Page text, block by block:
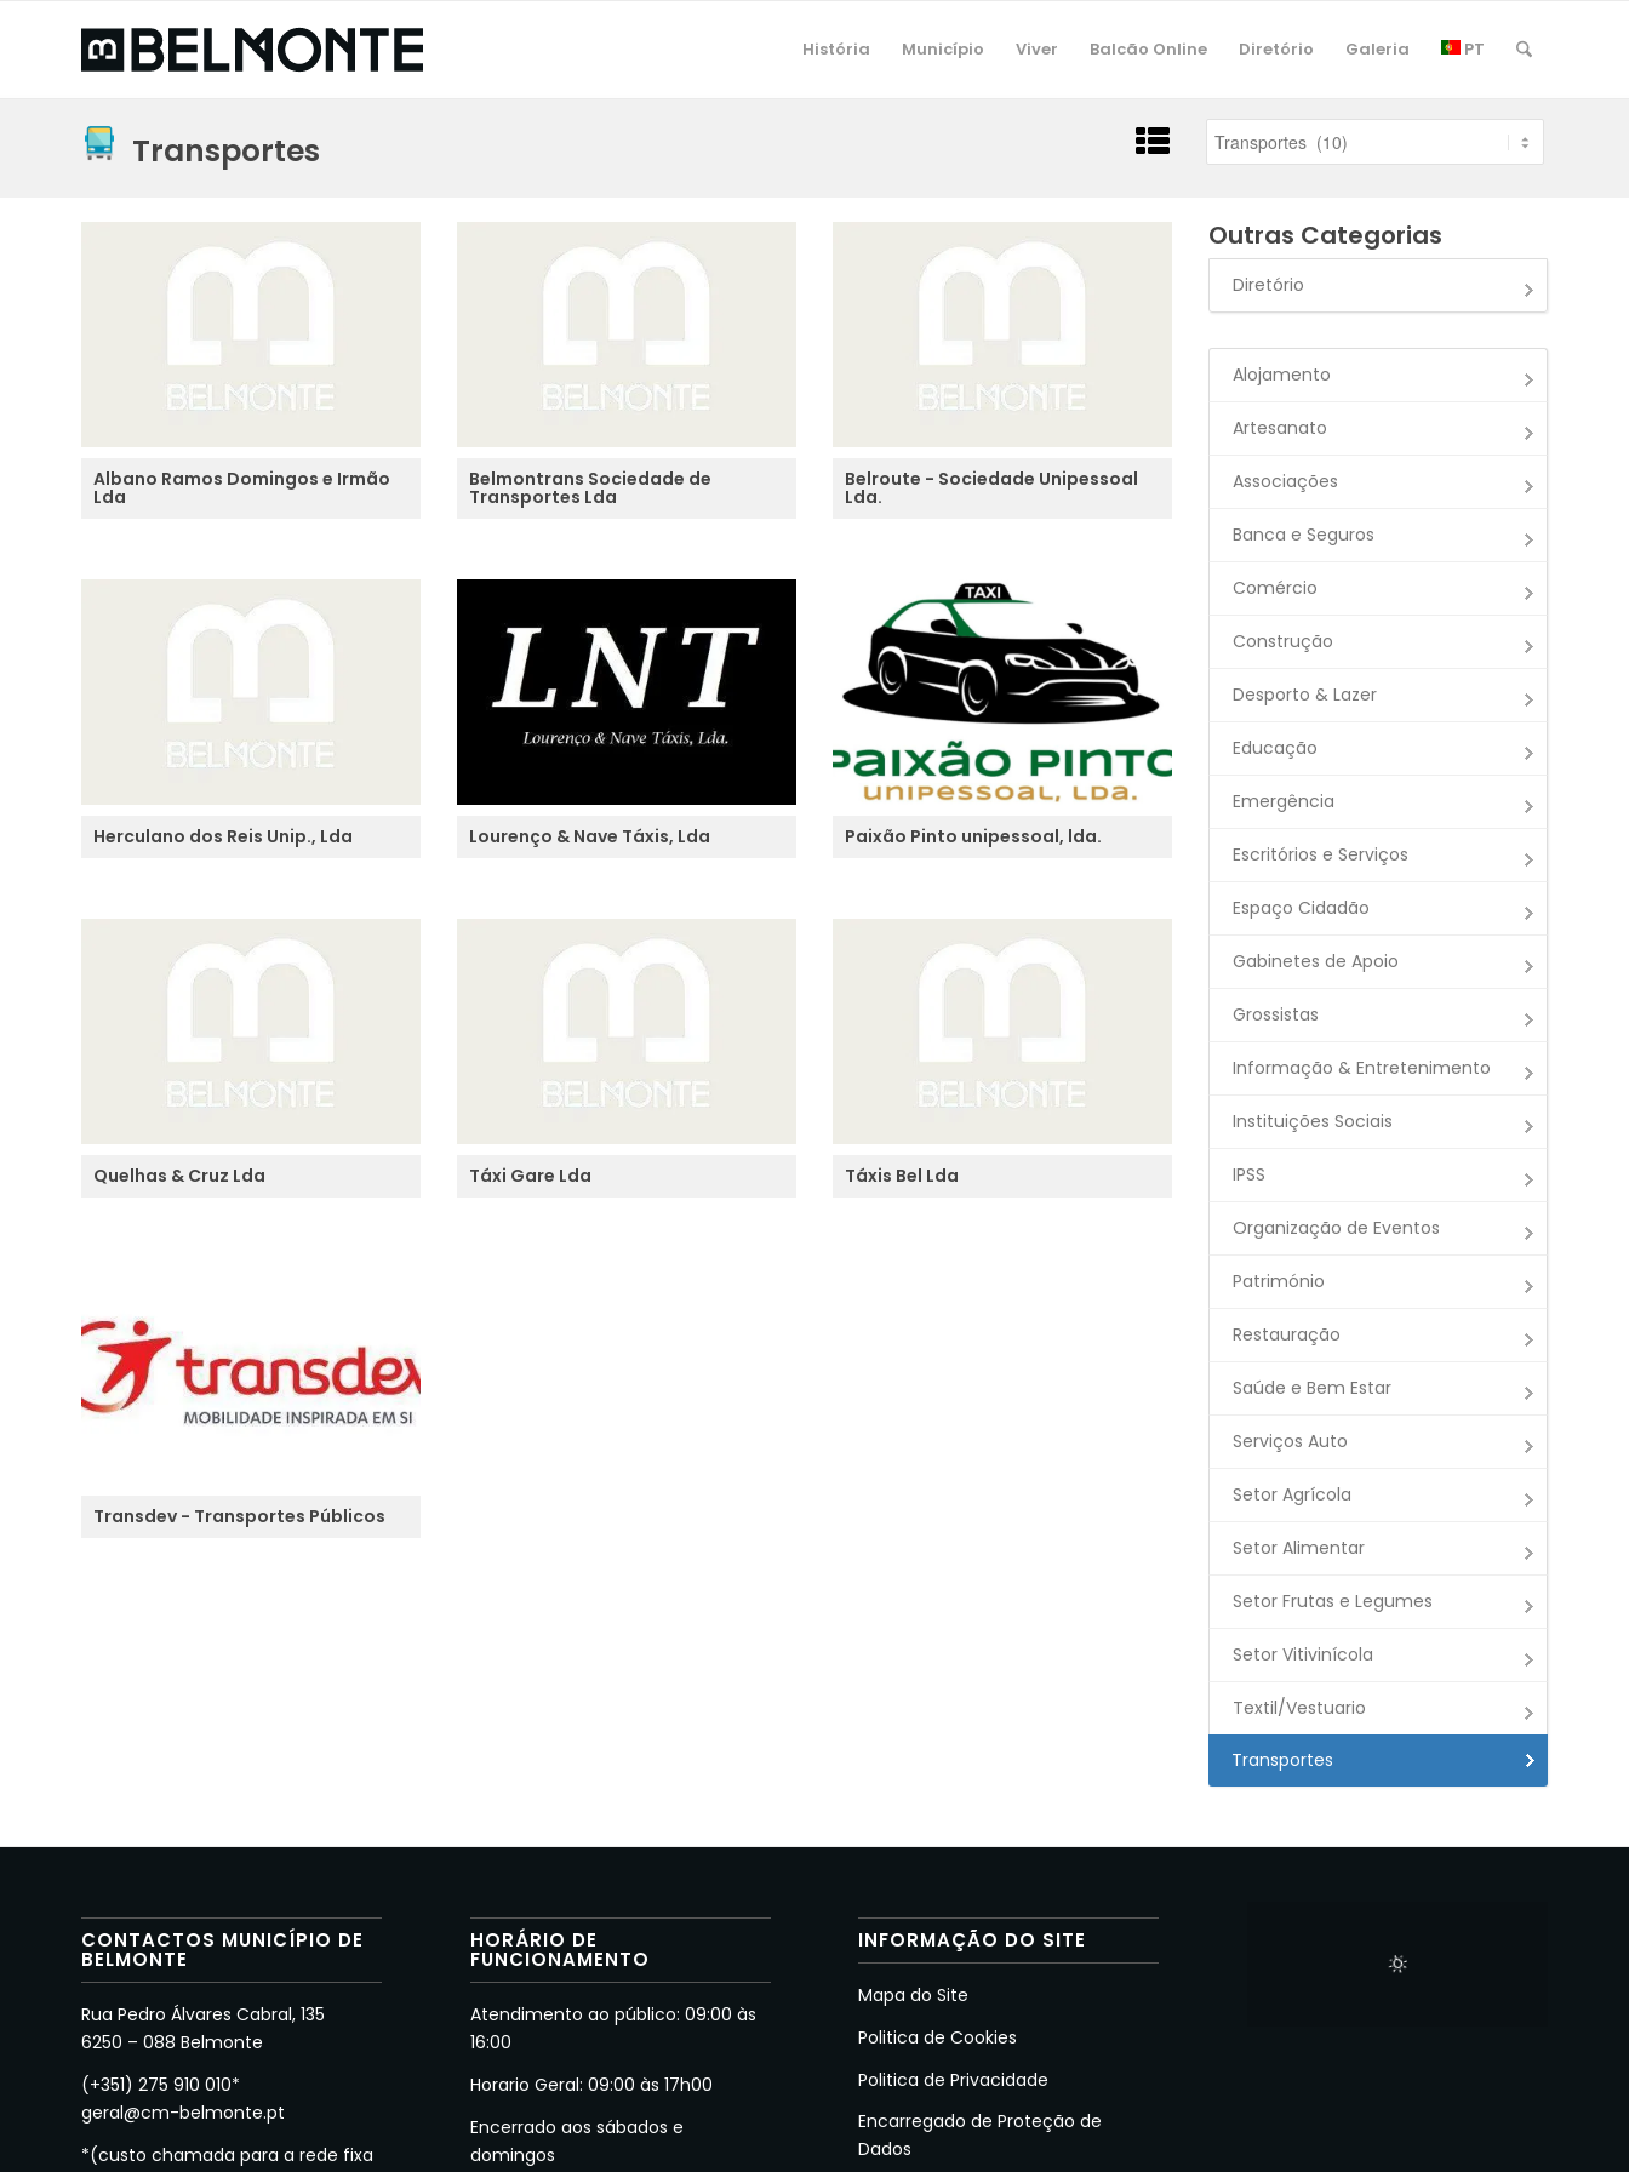
História Município Viver Balcão Online Diretório Galeria PT
Transportes
Albano Ramos Domingos e Irmão
Lda
Belmontrans Sociedade de
Transportes Lda
Belroute - Sociedade Unipessoal
Lda.
Herculano dos Reis Unip., Lda Lourenço & Nave Táxis, Lda Paixão Pinto unipessoal, lda.
Quelhas & Cruz Lda Táxi Gare Lda Táxis Bel Lda
Transdev - Transportes Públicos
Outras Categorias
Diretório
Alojamento
Artesanato
Associações
Banca e Seguros
Comércio
Construção
Desporto & Lazer
Educação
Emergência
Escritórios e Serviços
Espaço Cidadão
Gabinetes de Apoio
Grossistas
Informação & Entretenimento
Instituições Sociais
IPSS
Organização de Eventos
Património
Restauração
Saúde e Bem Estar
Serviços Auto
Setor Agrícola
Setor Alimentar
Setor Frutas e Legumes
Setor Vitivinícola
Textil/Vestuario
Transportes
CONTACTOS MUNICÍPIO DE
BELMONTE
Rua Pedro Álvares Cabral, 135
6250 – 088 Belmonte
(+351) 275 910 010*
geral@cm-belmonte.pt
*(custo chamada para a rede fixa
HORÁRIO DE
FUNCIONAMENTO
Atendimento ao público: 09:00 às
16:00
Horario Geral: 09:00 às 17h00
Encerrado aos sábados e
domingos
INFORMAÇÃO DO SITE
Mapa do Site
Politica de Cookies
Politica de Privacidade
Encarregado de Proteção de
Dados